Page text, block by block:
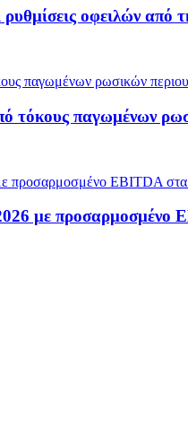
οφειλών από
παγωμένων
με προσαρμοσμένο